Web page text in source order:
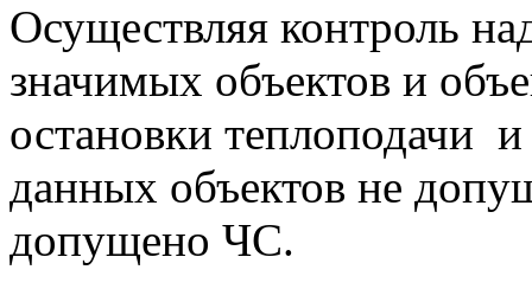
Осуществляя контроль
значимых объектов и
остановки теплоподачи
данных объектов не
допущено ЧС.